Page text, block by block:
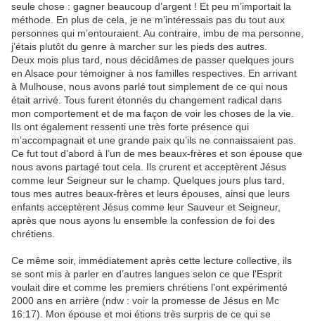
seule chose : gagner beaucoup d’argent ! Et peu m’importait la
méthode. En plus de cela, je ne m’intéressais pas du tout aux
personnes qui m’entouraient. Au contraire, imbu de ma personne,
j’étais plutôt du genre à marcher sur les pieds des autres.
Deux mois plus tard, nous décidâmes de passer quelques jours
en Alsace pour témoigner à nos familles respectives. En arrivant
à Mulhouse, nous avons parlé tout simplement de ce qui nous
était arrivé. Tous furent étonnés du changement radical dans
mon comportement et de ma façon de voir les choses de la vie.
Ils ont également ressenti une très forte présence qui
m’accompagnait et une grande paix qu’ils ne connaissaient pas.
Ce fut tout d’abord à l’un de mes beaux-frères et son épouse que
nous avons partagé tout cela. Ils crurent et acceptèrent Jésus
comme leur Seigneur sur le champ. Quelques jours plus tard,
tous mes autres beaux-frères et leurs épouses, ainsi que leurs
enfants acceptèrent Jésus comme leur Sauveur et Seigneur,
après que nous ayons lu ensemble la confession de foi des
chrétiens.
Ce même soir, immédiatement après cette lecture collective, ils
se sont mis à parler en d’autres langues selon ce que l'Esprit
voulait dire et comme les premiers chrétiens l'ont expérimenté
2000 ans en arrière (ndw : voir la promesse de Jésus en Mc
16:17). Mon épouse et moi étions très surpris de ce qui se